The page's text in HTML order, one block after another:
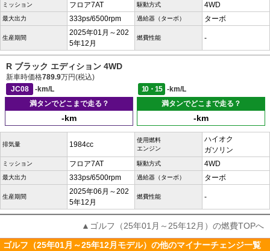
ミッション フロア7AT 駆動方式 4WD
最大出力 333ps/6500rpm 過給器（ターボ） ターボ
生産期間
2025年01月～202
5年12月
燃費性能 -
R ブラック エディション 4WD
新車時価格789.9万円(税込)
JC08
-km/L 10・15
-km/L
満タンでどこまで走る？
-km
満タンでどこまで走る？
-km
排気量 1984cc
使用燃料
エンジン
ハイオク
ガソリン
ミッション フロア7AT 駆動方式 4WD
最大出力 333ps/6500rpm 過給器（ターボ） ターボ
生産期間
2025年06月～202
5年12月
燃費性能 -
▲ゴルフ（25年01月～25年12月）の燃費TOPへ
ゴルフ（25年01月～25年12月モデル）の他のマイナーチェンジ一覧